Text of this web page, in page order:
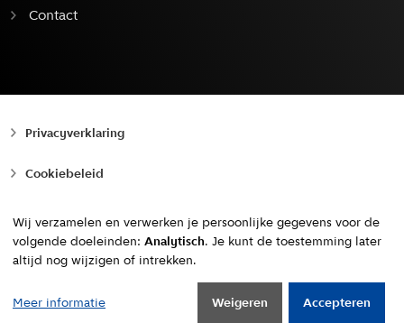
Contact
Privacyverklaring
Cookiebeleid
Copyright © 2010 - 2026, Gemeente Amsterdam
Naar boven
Wij verzamelen en verwerken je persoonlijke gegevens voor de
volgende doeleinden: Analytisch. Je kunt de toestemming later
altijd nog wijzigen of intrekken.
Meer informatie Weigeren Accepteren